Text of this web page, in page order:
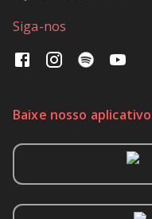
Siga-nos
Baixe nosso aplicativo